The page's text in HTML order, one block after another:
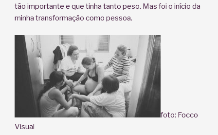
tão importante e que tinha tanto peso. Mas foi o início da
minha transformação como pessoa.
foto: Focco
Visual